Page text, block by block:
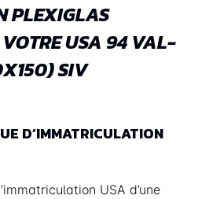
PLEXIGLAS
USA 94 VAL-
SIV
D’IMMATRICULATION
USA d’une